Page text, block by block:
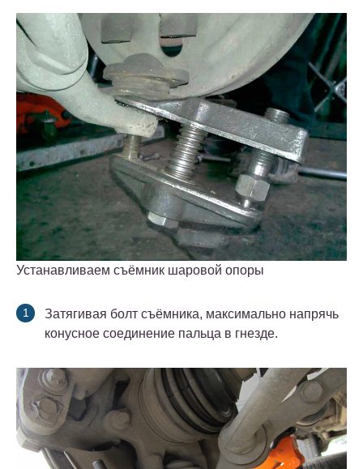
Устанавливаем съёмник шаровой опоры
Затягивая болт съёмника, максимально напрячь
конусное соединение пальца в гнезде.